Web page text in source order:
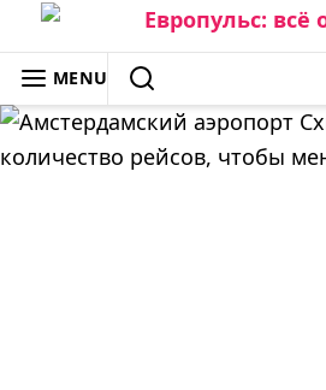
Skip
to
content
ЕВРОПУЛЬС: ВСЁ О ЕВРОПЕ
MENU
SEARCH